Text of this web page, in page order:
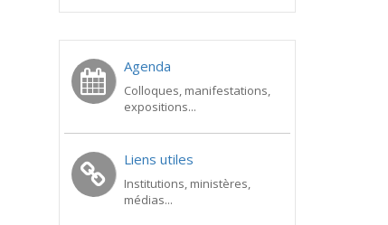
Agenda
Colloques, manifestations,
expositions...
Liens utiles
Institutions, ministères,
médias...